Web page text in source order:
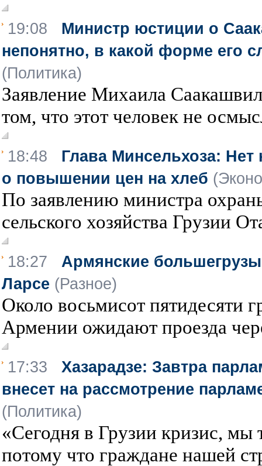
19:08 Министр юстиции о
непонятно, в какой форме его
(Политика)
Заявление Михаила
том, что этот человек не
18:48 Глава Минсельхоза: Нет
о повышении цен на хлеб
По заявлению министра
сельского хозяйства Грузии
18:27 Армянские
Ларсе (Разное)
Около восьмисот пятидесяти
Армении ожидают проезда
17:33 Хазарадзе: Завтра
внесет на рассмотрение
(Политика)
«Сегодня в Грузии кризис, мы
потому что граждане нашей